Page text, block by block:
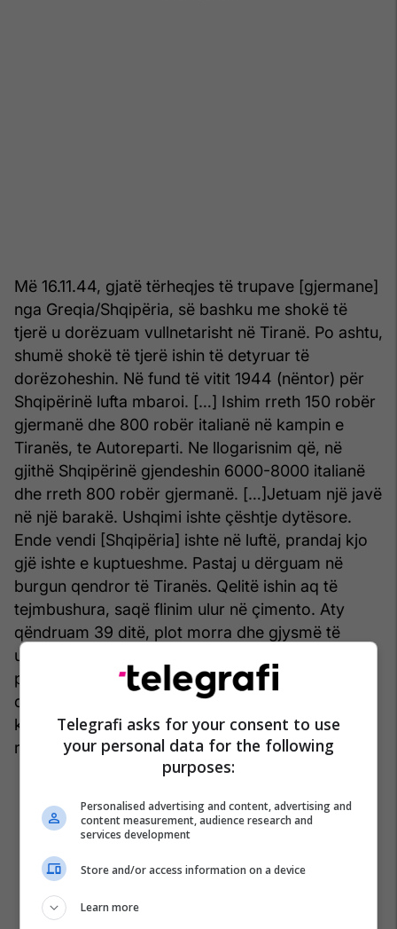
Më 16.11.44, gjatë tërheqjes të trupave [gjermane]
nga Greqia/Shqipëria, së bashku me shokë të
tjerë u dorëzuam vullnetarisht në Tiranë. Po ashtu,
shumë shokë të tjerë ishin të detyruar të
dorëzoheshin. Në fund të vitit 1944 (nëntor) për
Shqipërinë lufta mbaroi. […] Ishim rreth 150 robër
gjermanë dhe 800 robër italianë në kampin e
Tiranës, te Autoreparti. Ne llogarisnim që, në
gjithë Shqipërinë gjendeshin 6000-8000 italianë
dhe rreth 800 robër gjermanë. […]Jetuam një javë
në një barakë. Ushqimi ishte çështje dytësore.
Ende vendi [Shqipëria] ishte në luftë, prandaj kjo
gjë ishte e kuptueshme. Pastaj u dërguam në
burgun qendror të Tiranës. Qelitë ishin aq të
tejmbushura, saqë flinim ulur në çimento. Aty
qëndruam 39 ditë, plot morra dhe gjysmë të
uritur. 39 ditë pa një lugë gjellë të ngrohtë, pa ujë
për t’u pastruar, 39 ditë pa parë dritë me sy, 39
ditë ku tre burra ndanin një bukë më pak se 0.5
kg. Për aq kohë sa unë qëndrova në kampin e
robërve, vdiqën më shumë se 20% e shokëve.
Telegrafi asks for your consent to use
your personal data for the following
purposes:
Personalised advertising and content, advertising and
content measurement, audience research and
services development
Store and/or access information on a device
Learn more